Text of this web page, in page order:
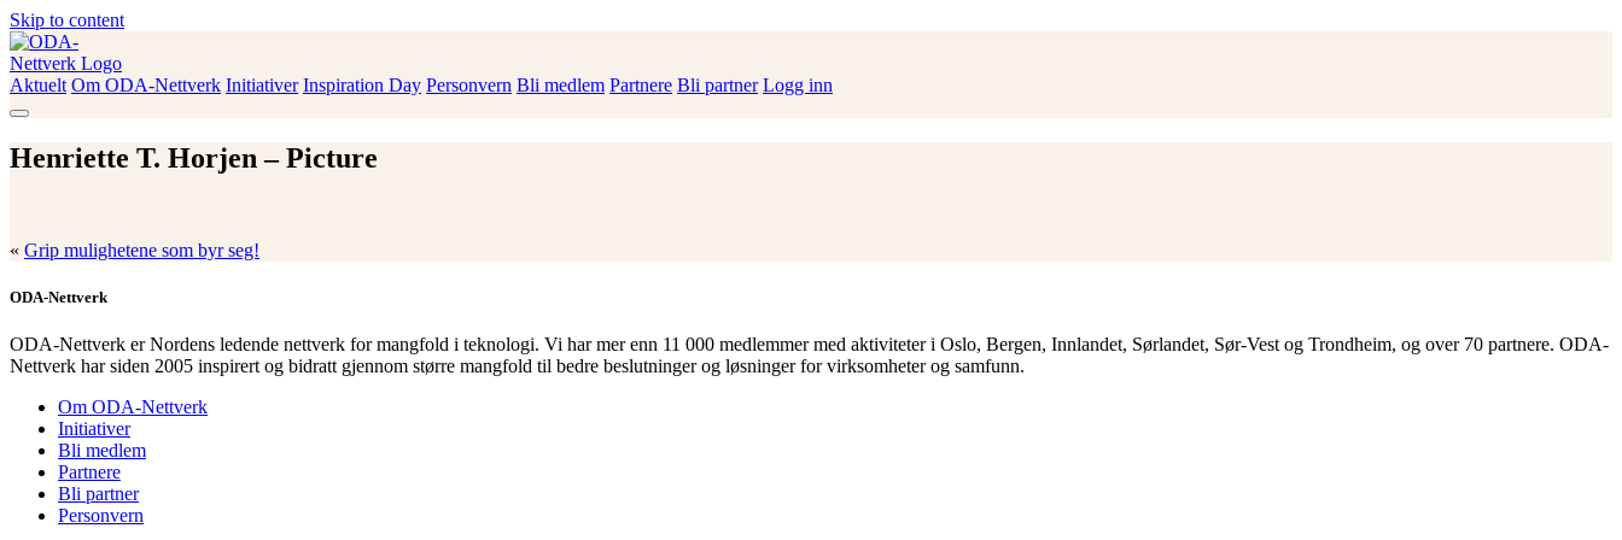
Skip to content
Aktuelt Om ODA-Nettverk Initiativer Inspiration Day Personvern Bli medlem Partnere Bli partner Logg inn
Henriette T. Horjen – Picture
« Grip mulighetene som byr seg!
ODA-Nettverk
ODA-Nettverk er Nordens ledende nettverk for mangfold i teknologi. Vi har mer enn 11 000 medlemmer med aktiviteter i Oslo, Bergen, Innlandet, Sørlandet, Sør-Vest og Trondheim, og over 70 partnere. ODA-
Nettverk har siden 2005 inspirert og bidratt gjennom større mangfold til bedre beslutninger og løsninger for virksomheter og samfunn.
Om ODA-Nettverk
Initiativer
Bli medlem
Partnere
Bli partner
Personvern